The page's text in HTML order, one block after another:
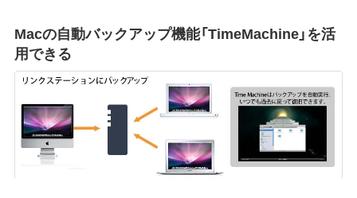
Macの自動バックアップ機能「TimeMachine」を活
用できる